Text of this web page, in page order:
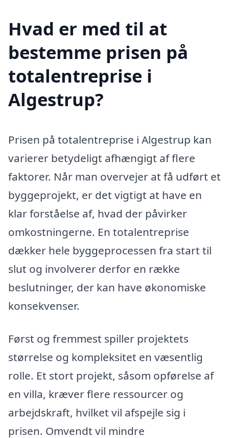
Hvad er med til at
bestemme prisen på
totalentreprise i
Algestrup?
Prisen på totalentreprise i Algestrup kan
varierer betydeligt afhængigt af flere
faktorer. Når man overvejer at få udført et
byggeprojekt, er det vigtigt at have en
klar forståelse af, hvad der påvirker
omkostningerne. En totalentreprise
dækker hele byggeprocessen fra start til
slut og involverer derfor en række
beslutninger, der kan have økonomiske
konsekvenser.
Først og fremmest spiller projektets
størrelse og kompleksitet en væsentlig
rolle. Et stort projekt, såsom opførelse af
en villa, kræver flere ressourcer og
arbejdskraft, hvilket vil afspejle sig i
prisen. Omvendt vil mindre